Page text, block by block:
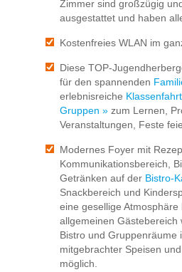
Zimmer sind großzügig
ausgestattet und haben
Kostenfreies WLAN im
Diese TOP-
für den spannenden
erlebnisreiche
Gruppen » zum Lernen,
Veranstaltungen, Feste
Modernes Foyer mit
Kommunikationsbereich,
Getränken auf der Bistro-
Snackbereich und
eine gesellige Atmosphäre
allgemeinen Gästebereich
Bistro und Gruppenräume
mitgebrachter Speisen
möglich.